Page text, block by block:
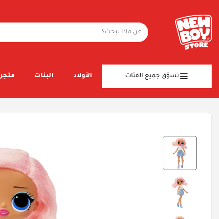
تسوّق جميع الفئات الأولاد البنات